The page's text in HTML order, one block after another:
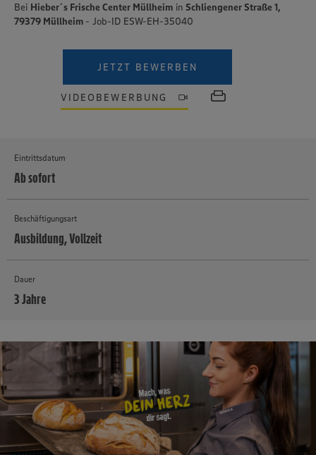
Bei Hieber´s Frische Center Müllheim in Schliengener Straße 1,
79379 Müllheim - Job-ID ESW-EH-35040
JETZT BEWERBEN
VIDEOBEWERBUNG
Eintrittsdatum
Ab sofort
Beschäftigungsart
Ausbildung, Vollzeit
Dauer
3 Jahre